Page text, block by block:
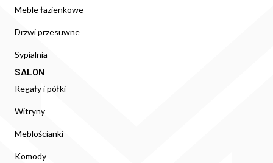
Meble łazienkowe
Drzwi przesuwne
Sypialnia
SALON
Regały i półki
Witryny
Meblościanki
Komody